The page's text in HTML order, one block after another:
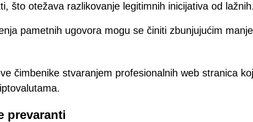
što otežava razlikovanje legitimnih inicijativa od lažnih.
pametnih ugovora mogu se činiti zbunjujućim manje
čimbenike stvaranjem profesionalnih web stranica
prevaranti